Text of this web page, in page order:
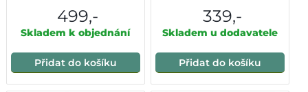
499,-
Skladem k objednání
Přidat do košíku
339,-
Skladem u dodavatele
Přidat do košíku